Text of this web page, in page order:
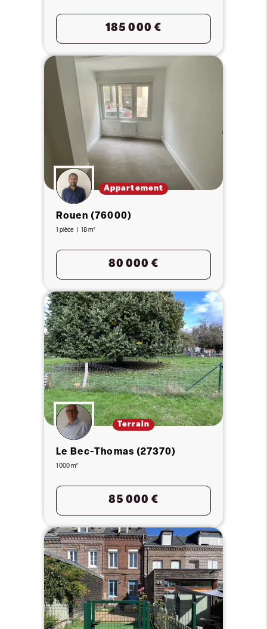
185 000 €
Appartement
Rouen (76000)
1 pièce 18 m²
80 000 €
Terrain
Le Bec-Thomas (27370)
1 000 m²
85 000 €